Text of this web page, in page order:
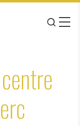
de navigation
JE
MENU